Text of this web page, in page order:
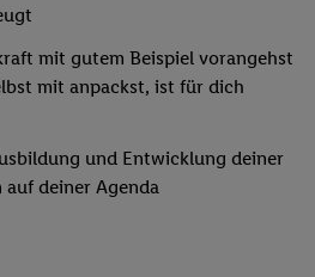
mit gutem Beispiel vorangehst
mit anpackst, ist für dich
und Entwicklung deiner
deiner Agenda